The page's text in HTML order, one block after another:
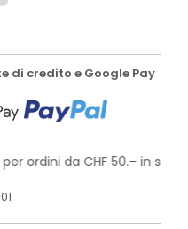
di credito e Google Pay
ordini da CHF 50.– in su!